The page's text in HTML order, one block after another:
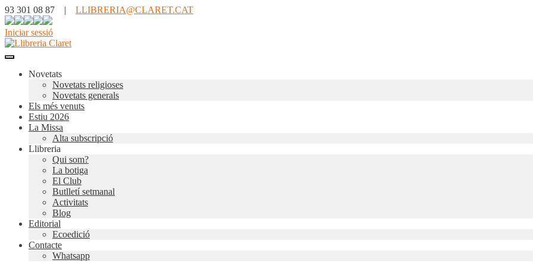
93 301 08 87 | LLIBRERIA@CLARET.CAT
Iniciar sessió
Novetats
Novetats religioses
Novetats generals
Els més venuts
Estiu 2026
La Missa
Alta subscripció
Llibreria
Qui som?
La botiga
El Club
Butlletí setmanal
Activitats
Blog
Editorial
Ecoedició
Contacte
Whatsapp